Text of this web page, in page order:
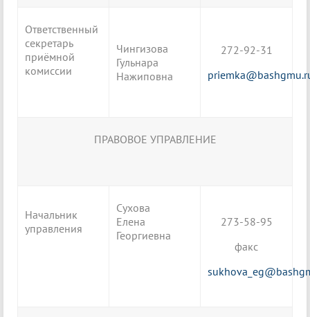
Ответственный
секретарь
приёмной
комиссии
Чингизова
Гульнара
Нажиповна
272-92-31
ПРАВОВОЕ УПРАВЛЕНИЕ
Начальник
управления
Сухова
Елена
Георгиевна
273-58-95
факс